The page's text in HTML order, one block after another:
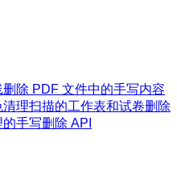
删除 PDF 文件中的手写内容
清理扫描的工作表和试卷删除
手写删除 API